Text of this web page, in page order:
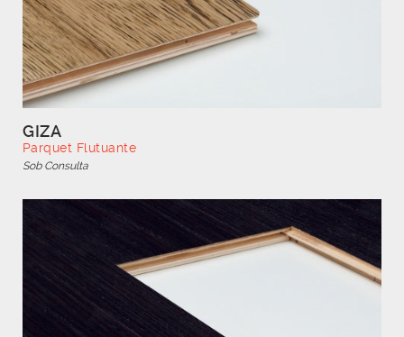
GIZA
Parquet Flutuante
Sob Consulta